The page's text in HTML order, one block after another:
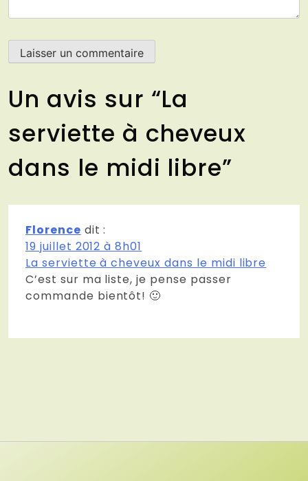
Un avis sur “La
serviette à cheveux
dans le midi libre”
Florence dit :
19 juillet 2012 à 8h01
La serviette à cheveux dans le midi libre
C’est sur ma liste, je pense passer
commande bientôt! 🙂